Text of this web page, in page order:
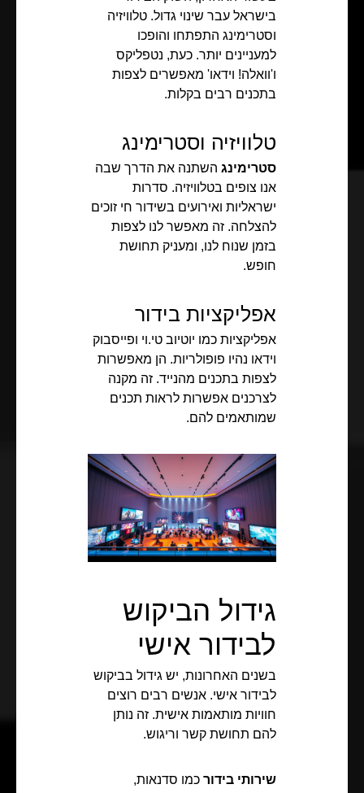
בישראל עבר שינוי גדול. טלוויזיה
וסטרימינג התפתחו והופכו
למעניינים יותר. כעת, נטפליקס
ו'וואלה! וידאו' מאפשרים לצפות
בתכנים רבים בקלות.
טלוויזיה וסטרימינג
סטרימינג השתנה את הדרך שבה
אנו צופים בטלוויזיה. סדרות
ישראליות ואירועים בשידור חי זוכים
להצלחה. זה מאפשר לנו לצפות
בזמן שנוח לנו, ומעניק תחושת
חופש.
אפליקציות בידור
אפליקציות כמו יוטיוב טי.וי ופייסבוק
וידאו נהיו פופולריות. הן מאפשרות
לצפות בתכנים מהנייד. זה מקנה
לצרכנים אפשרות לראות תכנים
שמותאמים להם.
גידול הביקוש
לבידור אישי
בשנים האחרונות, יש גידול בביקוש
לבידור אישי. אנשים רבים רוצים
חוויות מותאמות אישית. זה נותן
להם תחושת קשר וריגוש.
שירותי בידור כמו סדנאות,